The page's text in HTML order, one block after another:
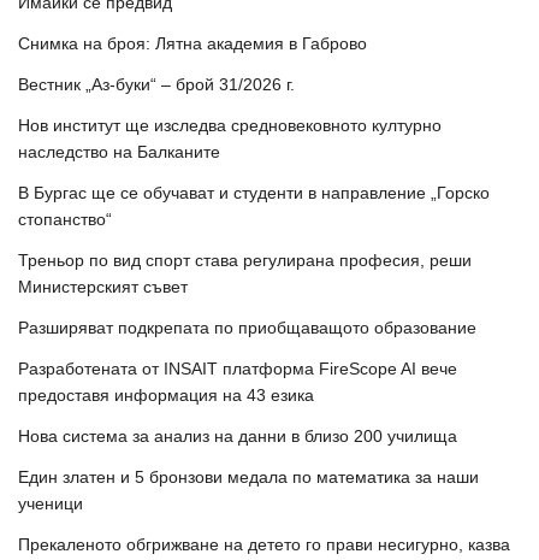
Снимка на броя: Лятна академия в Габрово
Вестник „Аз-буки“ – брой 31/2026 г.
Нов институт ще изследва средновековното културно
наследство на Балканите
В Бургас ще се обучават и студенти в направление „Горско
стопанство“
Треньор по вид спорт става регулирана професия, реши
Министерският съвет
Разширяват подкрепата по приобщаващото образование
Разработената от INSAIT платформа FireScope AI вече
предоставя информация на 43 езика
Нова система за анализ на данни в близо 200 училища
Един златен и 5 бронзови медала по математика за наши
ученици
Прекаленото обгрижване на детето го прави несигурно, казва